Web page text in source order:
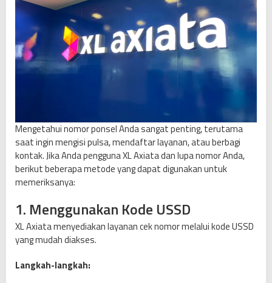
Mengetahui nomor ponsel Anda sangat penting, terutama
saat ingin mengisi pulsa, mendaftar layanan, atau berbagi
kontak. Jika Anda pengguna XL Axiata dan lupa nomor Anda,
berikut beberapa metode yang dapat digunakan untuk
memeriksanya:
1. Menggunakan Kode USSD
XL Axiata menyediakan layanan cek nomor melalui kode USSD
yang mudah diakses.
Langkah-langkah: